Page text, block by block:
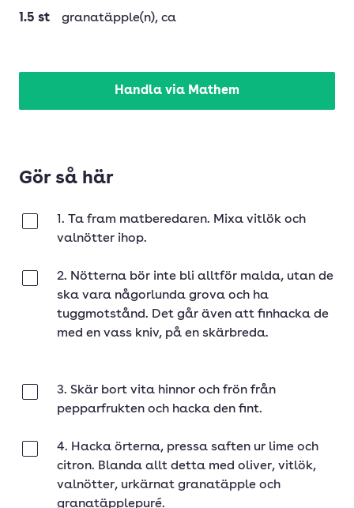
1.5 st granatäpple(n), ca
Handla via Mathem
Gör så här
1. Ta fram matberedaren. Mixa vitlök och
valnötter ihop.
2. Nötterna bör inte bli alltför malda, utan de
ska vara någorlunda grova och ha
tuggmotstånd. Det går även att finhacka de
med en vass kniv, på en skärbreda.
3. Skär bort vita hinnor och frön från
pepparfrukten och hacka den fint.
4. Hacka örterna, pressa saften ur lime och
citron. Blanda allt detta med oliver, vitlök,
valnötter, urkärnat granatäpple och
granatäpplepuré.